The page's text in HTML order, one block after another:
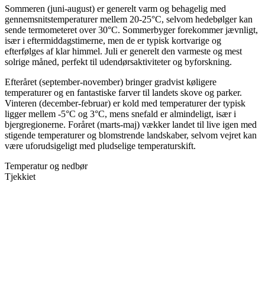
Sommeren (juni-august) er generelt varm og behagelig med
gennemsnitstemperaturer mellem 20-25°C, selvom hedebølger kan
sende termometeret over 30°C. Sommerbyger forekommer jævnligt,
især i eftermiddagstimerne, men de er typisk kortvarige og
efterfølges af klar himmel. Juli er generelt den varmeste og mest
solrige måned, perfekt til udendørsaktiviteter og byforskning.
Efteråret (september-november) bringer gradvist køligere
temperaturer og en fantastiske farver til landets skove og parker.
Vinteren (december-februar) er kold med temperaturer der typisk
ligger mellem -5°C og 3°C, mens snefald er almindeligt, især i
bjergregionerne. Foråret (marts-maj) vækker landet til live igen med
stigende temperaturer og blomstrende landskaber, selvom vejret kan
være uforudsigeligt med pludselige temperaturskift.
Temperatur og nedbør
Tjekkiet